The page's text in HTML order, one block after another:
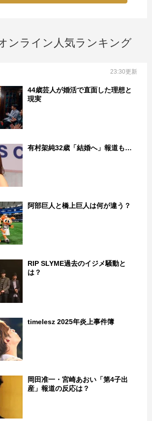
ンライン人気ランキング
23:30更新
44歳芸人が婚活で直面した理想と
現実
有村架純32歳「結婚へ」報道も…
阿部巨人と橋上巨人は何が違う？
RIP SLYME過去のイジメ騒動と
は？
timelesz 2025年炎上事件簿
岡田准一・宮崎あおい「第4子出
産」報道の反応は？